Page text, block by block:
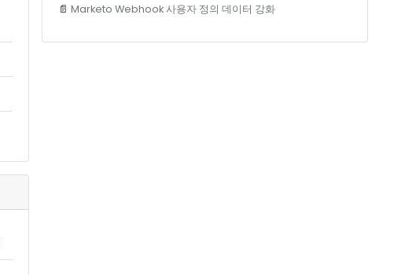
📄 Marketo Webhook 사용자 정의 데이터 강화